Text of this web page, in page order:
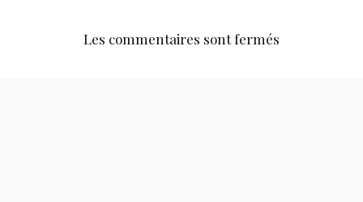
Les commentaires sont fermés